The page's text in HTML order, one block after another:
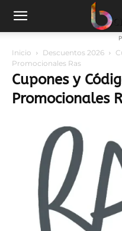
Inicio Descuentos 2026
Promocionales Ras
Cupones y
Promocionales